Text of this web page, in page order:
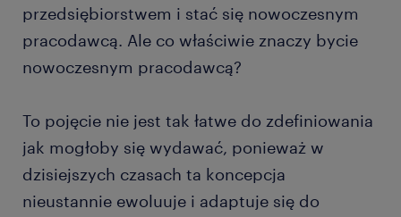
przedsiębiorstwem i stać się nowoczesnym
pracodawcą. Ale co właściwie znaczy bycie
nowoczesnym pracodawcą?
To pojęcie nie jest tak łatwe do zdefiniowania
jak mogłoby się wydawać, ponieważ w
dzisiejszych czasach ta koncepcja
nieustannie ewoluuje i adaptuje się do